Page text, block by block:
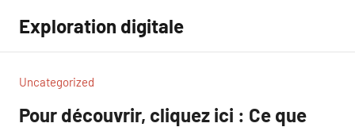
contenu
Exploration digitale
Uncategorized
Pour découvrir, cliquez ici : Ce que